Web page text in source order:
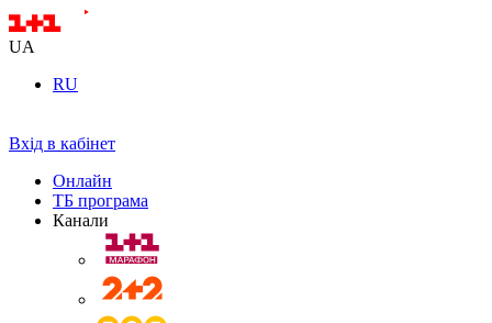
UA
RU
Вхід в кабінет
Онлайн
ТБ програма
Канали